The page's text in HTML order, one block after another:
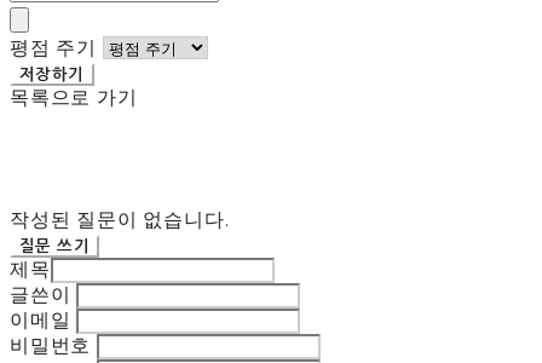
평점 주기
저장하기
목록으로 가기
작성된 질문이 없습니다.
질문 쓰기
제목
글쓴이
이메일
비밀번호